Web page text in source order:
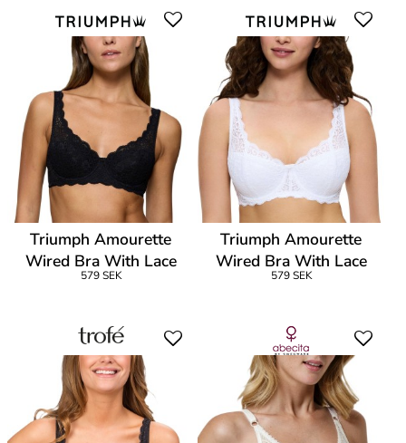
Triumph Amourette
Wired Bra With Lace
579 SEK
Triumph Amourette
Wired Bra With Lace
579 SEK